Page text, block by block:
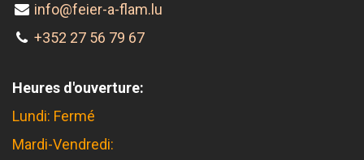
info@feier-a-flam.lu
+352 27 56 79 67
Heures d'ouverture:
Lundi: Fermé
Mardi-Vendredi: